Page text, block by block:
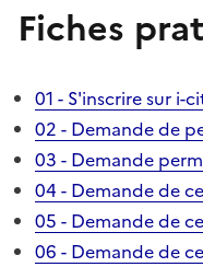
Fiches
01 - S'inscrire sur i-
02 - Demande de
03 - Demande
04 - Demande de
05 - Demande de
06 - Demande de